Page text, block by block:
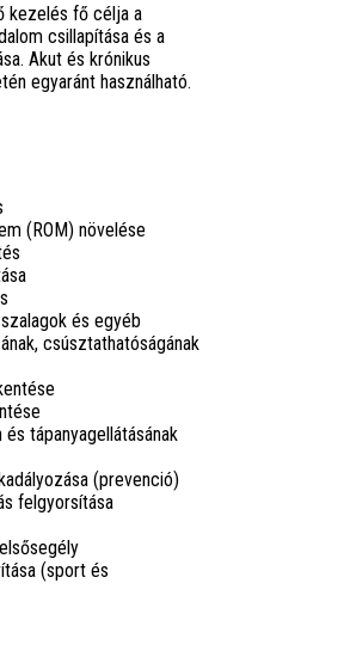
kezelés fő célja a
csillapítása és a
Akut és krónikus
egyaránt használható.
(ROM) növelése
és egyéb
csúsztathatóságának
tápanyagellátásának
(prevenció)
felgyorsítása
(sport és